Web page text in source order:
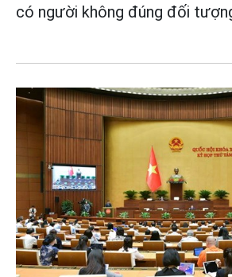
có người không đúng đối